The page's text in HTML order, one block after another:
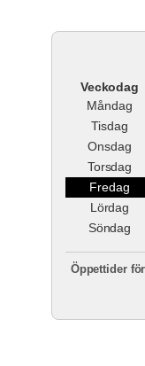
Veckodag
Måndag
Tisdag
Onsdag
Torsdag
Fredag
Lördag
Söndag
Öppettider